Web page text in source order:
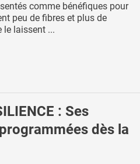
comme bénéfiques pour
peu de fibres et plus de
le laissent ...
: Ses
dès la